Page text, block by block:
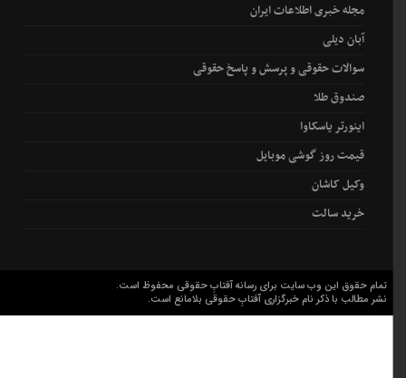
مجله خبری اطلاعات ایران
آبان دیلی
سوالات حقوقی و پرسش و پاسخ حقوقی
صندوق طلا
اینورتر یاسکاوا
قیمت روز گوشی موبایل
وکیل کاشان
خرید سالت
تمام حقوق این وب سایت برای رسانه آفتابِ حقوقی محفوظ است.
نشر مطالب با ذکر نام خبرگزاری آفتابِ حقوقی بلامانع است.